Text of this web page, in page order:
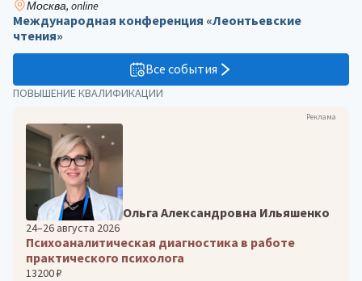
ПОВЫШЕНИЕ КВАЛИФИКАЦИИ
Реклама
Ольга Александровна Ильяшенко
24–26 августа 2026
Психоаналитическая диагностика в работе
практического психолога
13200 ₽
Москва, online
Международная конференция «Леонтьевские
чтения»
Все события